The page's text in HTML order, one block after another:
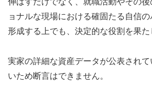
ョナルな現場における確固たる自信
形成する上でも、決定的な役割を果た
実家の詳細な資産データが公表され
いため断言はできません。